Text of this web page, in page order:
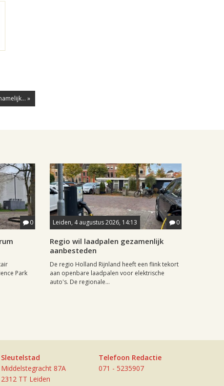
»
0
Park
Leiden, 4 augustus 2026, 14:13 0
Regio wil laadpalen gezamenlijk
aanbesteden
De regio Holland Rijnland heeft een flink tekort
aan openbare laadpalen voor elektrische
auto's. De regionale...
Sleutelstad
Middelstegracht 87A
2312 TT Leiden
Telefoon Redactie
071 - 5235907